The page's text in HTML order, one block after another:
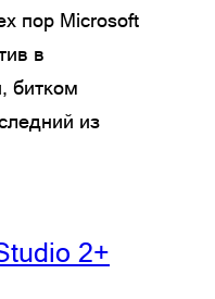
пор Microsoft
в
битком
из
2+